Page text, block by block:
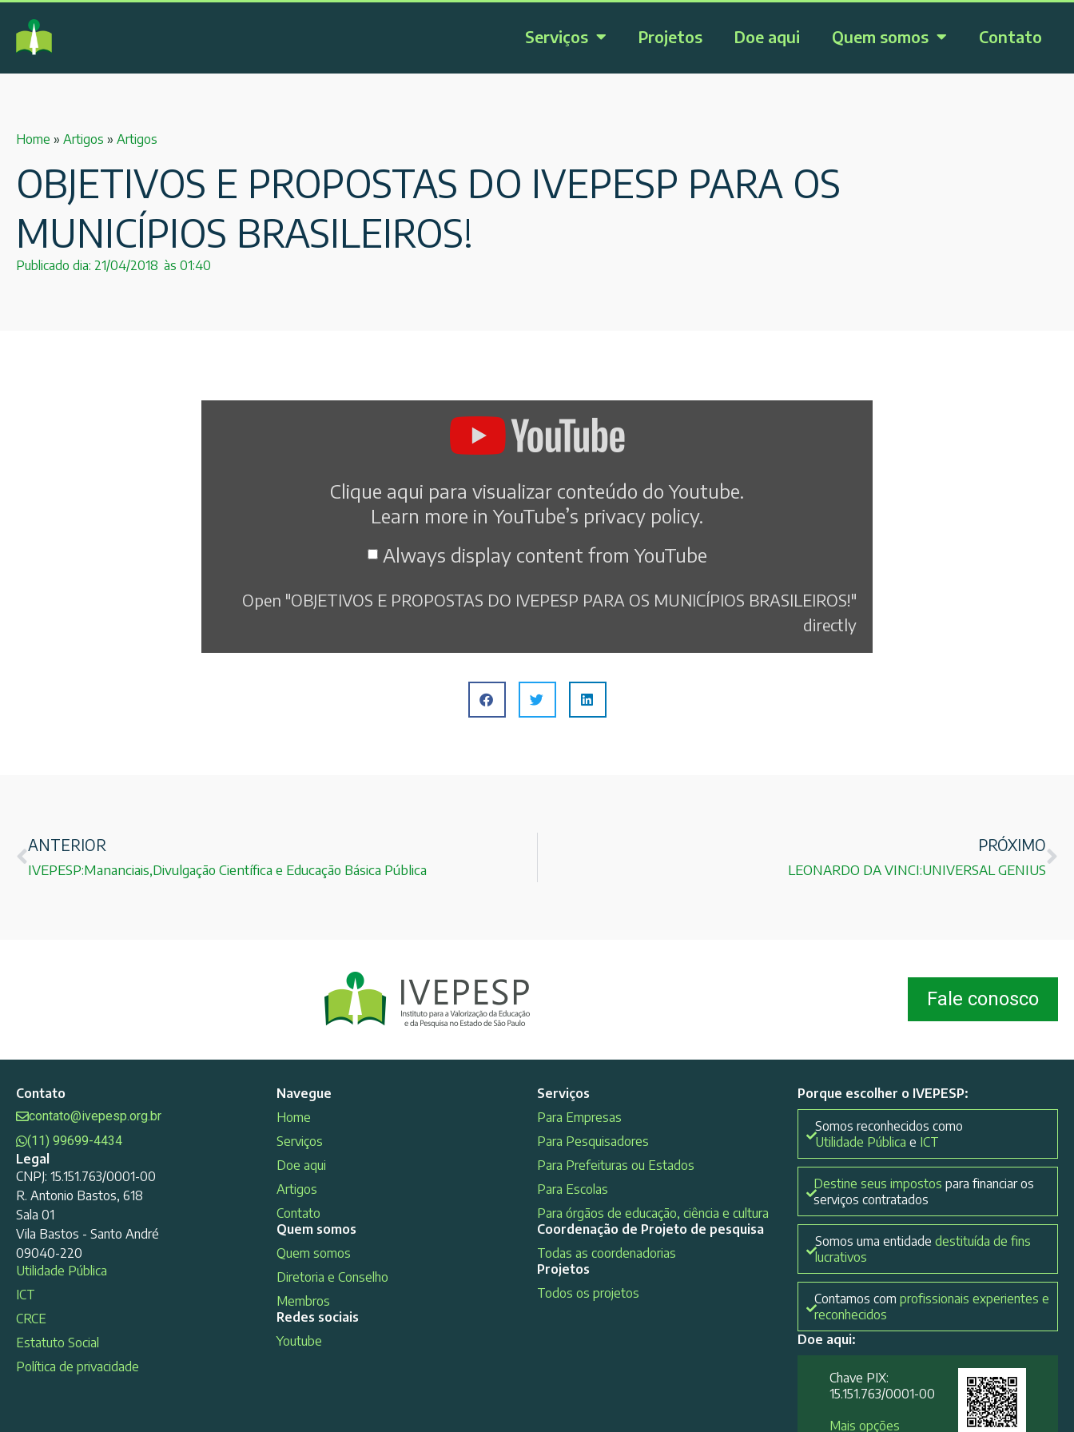
Serviços Projetos Doe aqui Quem somos Contato
Home » Artigos » Artigos
OBJETIVOS E PROPOSTAS DO IVEPESP PARA OS
MUNICÍPIOS BRASILEIROS!
Publicado dia: 21/04/2018 às 01:40
Clique aqui para visualizar conteúdo do Youtube.
Learn more in YouTube’s privacy policy.
Always display content from YouTube
Open "OBJETIVOS E PROPOSTAS DO IVEPESP PARA OS MUNICÍPIOS BRASILEIROS!"
directly
ANTERIOR
IVEPESP:Mananciais,Divulgação Científica e Educação Básica Pública
PRÓXIMO
LEONARDO DA VINCI:UNIVERSAL GENIUS
Fale conosco
Contato
contato@ivepesp.org.br
(11) 99699-4434
Legal
CNPJ: 15.151.763/0001-00
R. Antonio Bastos, 618
Sala 01
Vila Bastos - Santo André
09040-220
Utilidade Pública
ICT
CRCE
Estatuto Social
Política de privacidade
Navegue
Home
Serviços
Doe aqui
Artigos
Contato
Quem somos
Quem somos
Diretoria e Conselho
Membros
Redes sociais
Youtube
Serviços
Para Empresas
Para Pesquisadores
Para Prefeituras ou Estados
Para Escolas
Para órgãos de educação, ciência e cultura
Coordenação de Projeto de pesquisa
Todas as coordenadorias
Projetos
Todos os projetos
Porque escolher o IVEPESP:
Somos reconhecidos como
Utilidade Pública e ICT
Destine seus impostos para financiar os
serviços contratados
Somos uma entidadedestituída de fins
lucrativos
Contamos com profissionais experientes e
reconhecidos
Doe aqui:
Chave PIX:
15.151.763/0001-00​
Mais opções